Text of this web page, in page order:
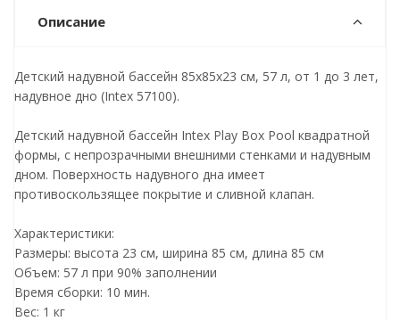
Описание
Детский надувной бассейн 85х85х23 см, 57 л, от 1 до 3 лет,
надувное дно (Intex 57100).
Детский надувной бассейн Intex Play Box Pool квадратной
формы, с непрозрачными внешними стенками и надувным
дном. Поверхность надувного дна имеет
противоскользящее покрытие и сливной клапан.
Характеристики:
Размеры: высота 23 см, ширина 85 см, длина 85 см
Объем: 57 л при 90% заполнении
Время сборки: 10 мин.
Вес: 1 кг